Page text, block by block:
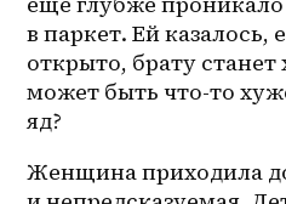
в паркет. Ей
открыто, брату станет
может быть что-то
яд?
Женщина приходила